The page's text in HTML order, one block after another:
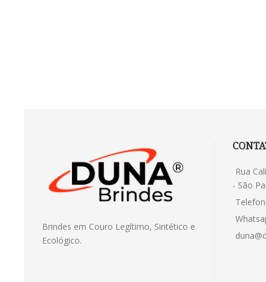
Brindes em Couro Legítimo, Sintético e
Ecológico.
Rua
- São